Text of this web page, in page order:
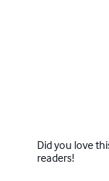
Did you love
readers!